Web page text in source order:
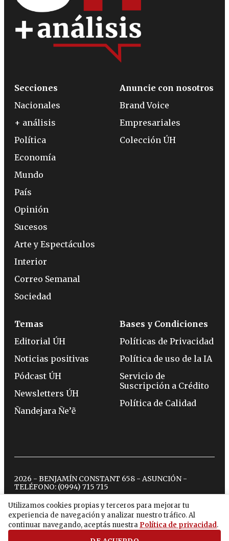
Utilizamos cookies propias y terceros para mejorar tu
experiencia de navegación y analizar nuestro tráfico. Al
continuar navegando, aceptás nuestra Política de privacidad.
Secciones
Nacionales
+ análisis
Política
Economía
Mundo
País
Opinión
Sucesos
Arte y Espectáculos
Interior
Correo Semanal
Sociedad
Anuncie con nosotros
Brand Voice
Empresariales
Colección ÚH
Temas
Editorial ÚH
Noticias positivas
Pódcast ÚH
Newsletters ÚH
Ñandejara Ñe’ẽ
Bases y Condiciones
Políticas de Privacidad
Política de uso de la IA
Servicio de
Suscripción a Crédito
Política de Calidad
2026 - BENJAMÍN CONSTANT 658 - ASUNCIÓN -
TELÉFONO: (0994) 715 715
twitterinstagram
facebook
tiktokyoutubespotify